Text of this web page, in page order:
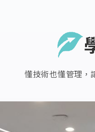
懂技術也懂管理，